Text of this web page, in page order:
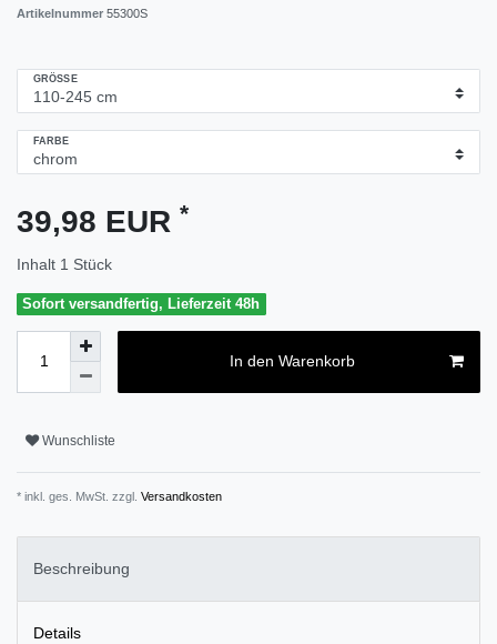
Artikelnummer 55300S
GRÖSSE
FARBE
39,98 EUR *
Inhalt 1 Stück
Sofort versandfertig, Lieferzeit 48h
In den Warenkorb
Wunschliste
* inkl. ges. MwSt. zzgl. Versandkosten
Beschreibung
Details